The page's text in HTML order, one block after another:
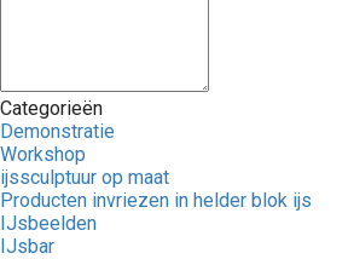
Categorieën
Demonstratie
Workshop
ijssculptuur op maat
Producten invriezen in helder blok ijs
IJsbeelden
IJsbar